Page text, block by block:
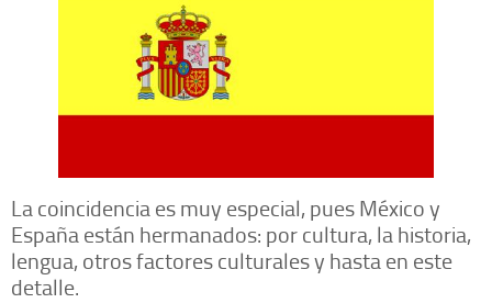
La coincidencia es muy especial, pues México y
España están hermanados: por cultura, la historia,
lengua, otros factores culturales y hasta en este
detalle.